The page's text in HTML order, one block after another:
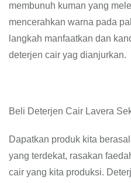
membunuh kuman yang
mencerahkan warna pada
langkah manfaatkan dan
deterjen cair yag dianjurkan.
Beli Deterjen Cair Lavera
Dapatkan produk kita
yang terdekat, rasakan
cair yang kita produksi.